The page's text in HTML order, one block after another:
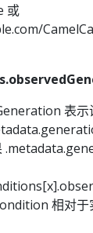
或
表
相对